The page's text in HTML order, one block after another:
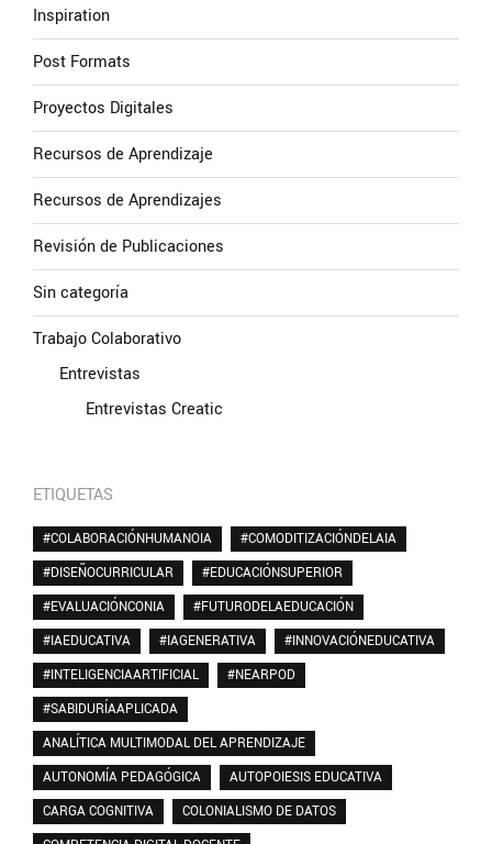
Inspiration
Post Formats
Proyectos Digitales
Recursos de Aprendizaje
Recursos de Aprendizajes
Revisión de Publicaciones
Sin categoría
Trabajo Colaborativo
Entrevistas
Entrevistas Creatic
ETIQUETAS
#COLABORACIÓNHUMANOIA
#COMODITIZACIÓNDELAIA
#DISEÑOCURRICULAR
#EDUCACIÓNSUPERIOR
#EVALUACIÓNCONIA
#FUTURODELAEDUCACIÓN
#IAEDUCATIVA
#IAGENERATIVA
#INNOVACIÓNEDUCATIVA
#INTELIGENCIAARTIFICIAL
#NEARPOD
#SABIDURÍAAPLICADA
ANALÍTICA MULTIMODAL DEL APRENDIZAJE
AUTONOMÍA PEDAGÓGICA
AUTOPOIESIS EDUCATIVA
CARGA COGNITIVA
COLONIALISMO DE DATOS